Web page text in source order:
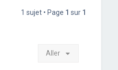
1 sujet • Page 1 sur 1
Aller